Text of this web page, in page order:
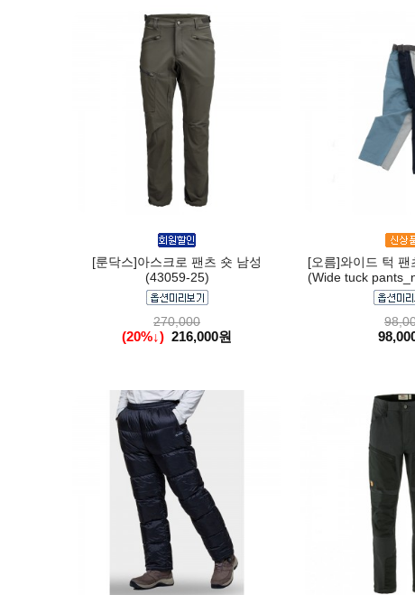
[룬닥스]아스크로 팬츠 숏 남성
(43059-25)
270,000
(20%↓) 216,000원
[오름]와이드 턱 팬
(Wide tuck